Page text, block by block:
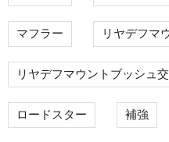
マフラー リヤデフマ
リヤデフマウントブッシュ
ロードスター 補強